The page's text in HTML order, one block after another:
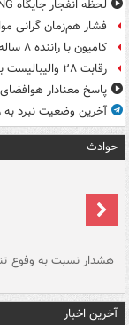
لحظه انفجار جایگاه CNG "صحنه" در دوربین مداربسته
فشار هم‌زمان گرانی
کامیون با راننده ۸ ساله در اصفهان توقیف شد
رقابت ۲۸ والیبالیست برای حضور در فهرست نهایی تیم ملی
پاسخ معنادار
آخرین وضعیت نبرد
حوادث
هشدار نسبت به وفوع
آخرین اخبار